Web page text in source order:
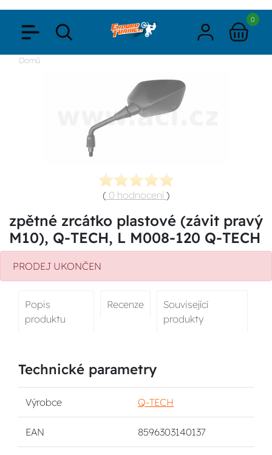
0
Domů
( 0 hodnocení )
zpětné zrcátko plastové (závit pravý
M10), Q-TECH, L M008-120 Q-TECH
PRODEJ UKONČEN
Popis
produktu
Recenze
Související
produkty
Technické parametry
Výrobce Q-TECH
EAN 8596303140137